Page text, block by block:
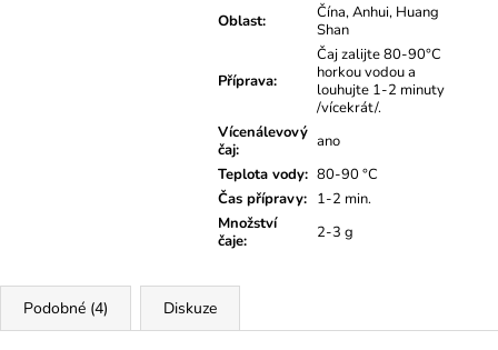
Oblast:
Čína, Anhui, Huang
Shan
Příprava:
Čaj zalijte 80-90°C
horkou vodou a
louhujte 1-2 minuty
/vícekrát/.
Vícenálevový
čaj:
ano
Teplota vody: 80-90 °C
Čas přípravy: 1-2 min.
Množství
čaje: 2-3 g
Podobné (4) Diskuze